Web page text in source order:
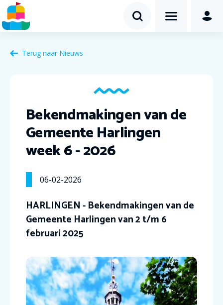
Terug naar Nieuws
Bekendmakingen van de
Gemeente Harlingen
week 6 - 2026
06-02-2026
HARLINGEN - Bekendmakingen van de
Gemeente Harlingen van 2 t/m 6
februari 2025